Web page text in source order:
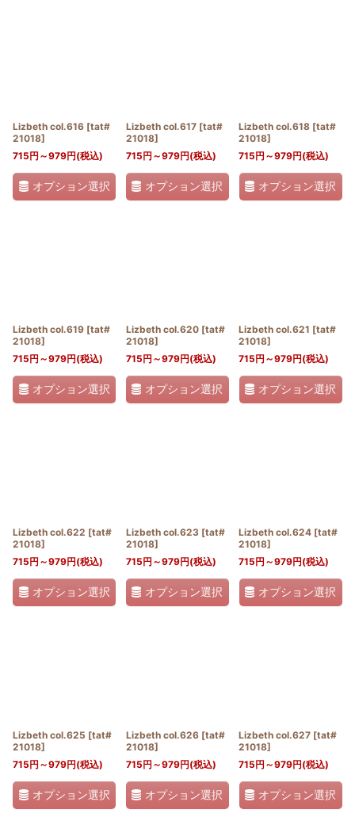
Lizbeth col.616 [tat#
21018]
715円 ～979円(税込)
オプション選択
Lizbeth col.617 [tat#
21018]
715円 ～979円(税込)
オプション選択
Lizbeth col.618 [tat#
21018]
715円 ～979円(税込)
オプション選択
Lizbeth col.619 [tat#
21018]
715円 ～979円(税込)
オプション選択
Lizbeth col.620 [tat#
21018]
715円 ～979円(税込)
オプション選択
Lizbeth col.621 [tat#
21018]
715円 ～979円(税込)
オプション選択
Lizbeth col.622 [tat#
21018]
715円 ～979円(税込)
オプション選択
Lizbeth col.623 [tat#
21018]
715円 ～979円(税込)
オプション選択
Lizbeth col.624 [tat#
21018]
715円 ～979円(税込)
オプション選択
Lizbeth col.625 [tat#
21018]
715円 ～979円(税込)
オプション選択
Lizbeth col.626 [tat#
21018]
715円 ～979円(税込)
オプション選択
Lizbeth col.627 [tat#
21018]
715円 ～979円(税込)
オプション選択